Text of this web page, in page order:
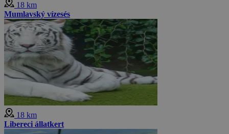
18 km
Mumlavský vízesés
18 km
Libereci állatkert